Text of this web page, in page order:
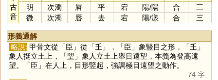
古
音
明
次濁 唇 平 宕 陽/陽 合
三
微
次濁 唇 去 宕 陽/漾 合 三
形義通解
略說: 甲骨文從「臣 」從「𡈼 」，「臣 」象豎目之形，「𡈼 」
象人挺立土上，「朢 」象人立土上舉目遠望，本義為登高遠
望。「臣 」在人上，目形竪起，強調極目遠望之動作。
74 字